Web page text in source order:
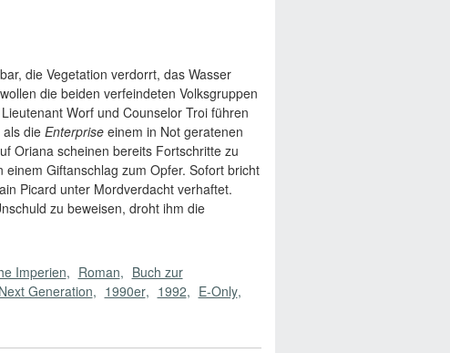
die Vegetation verdorrt, das Wasser
die beiden verfeindeten Volksgruppen
Worf und Counselor Troi führen
die Enterpriseeinem in Not geratenen
Oriana scheinen bereits Fortschritte zu
Giftanschlag zum Opfer. Sofort bricht
Picard unter Mordverdacht verhaftet.
zu beweisen, droht ihm die
Imperien Roman
Buch zur
Generation 1990er 1992
E-Only